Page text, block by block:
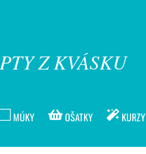
Z KVÁSKU
MÚKY OŠATKY KURZY